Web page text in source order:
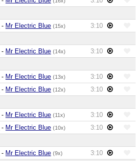
- Mr Electric Blue (15x)
3:10
- Mr Electric Blue (14x)
3:10
- Mr Electric Blue (13x)
3:10
- Mr Electric Blue (12x)
3:10
- Mr Electric Blue (11x)
3:10
- Mr Electric Blue (10x)
3:10
- Mr Electric Blue (9x)
3:10